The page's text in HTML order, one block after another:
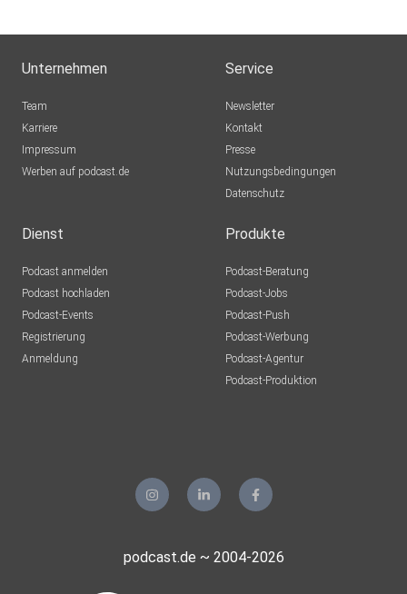
Unternehmen
Team
Karriere
Impressum
Werben auf podcast.de
Service
Newsletter
Kontakt
Presse
Nutzungsbedingungen
Datenschutz
Dienst
Podcast anmelden
Podcast hochladen
Podcast-Events
Registrierung
Anmeldung
Produkte
Podcast-Beratung
Podcast-Jobs
Podcast-Push
Podcast-Werbung
Podcast-Agentur
Podcast-Produktion
podcast.de ~ 2004-2026